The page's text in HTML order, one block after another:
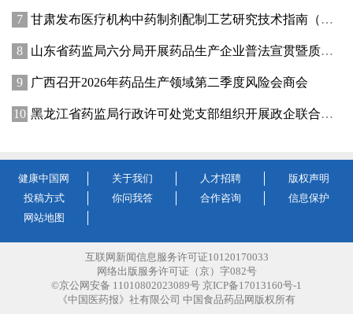
甘肃发布医疗机构中药制剂配制工艺研究技术指南（试行）
山东省药监局六分局开展药品生产企业普法宣贯暨质量管理提升座谈交流活动
广西召开2026年药品生产领域第二季度风险会商会
黑龙江省药监局行政许可处党支部组织开展政企联合主题党日活动
健康中国网 关于我们 人才招聘
版权声明
投稿方式
你问我答 合作咨询
信息保护
网站地图
互联网新闻信息服务许可证10120170033
网络出版服务许可证（京）字082号
©京公网安备 11010802023089号 京ICP备17013160号-1
《中国医药报》社有限公司 中国食品药品网版权所有